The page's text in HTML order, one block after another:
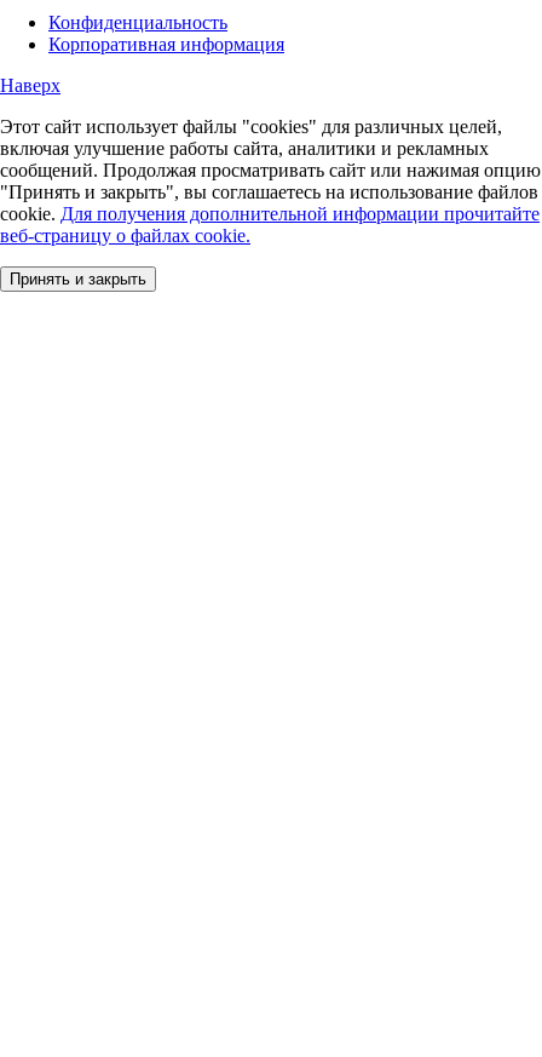
Конфиденциальность
Корпоративная информация
Наверх
Этот сайт использует файлы "cookies" для различных целей,
включая улучшение работы сайта, аналитики и рекламных
сообщений. Продолжая просматривать сайт или нажимая опцию
"Принять и закрыть", вы соглашаетесь на использование файлов
cookie. Для получения дополнительной информации прочитайте
веб-страницу о файлах cookie.
Принять и закрыть